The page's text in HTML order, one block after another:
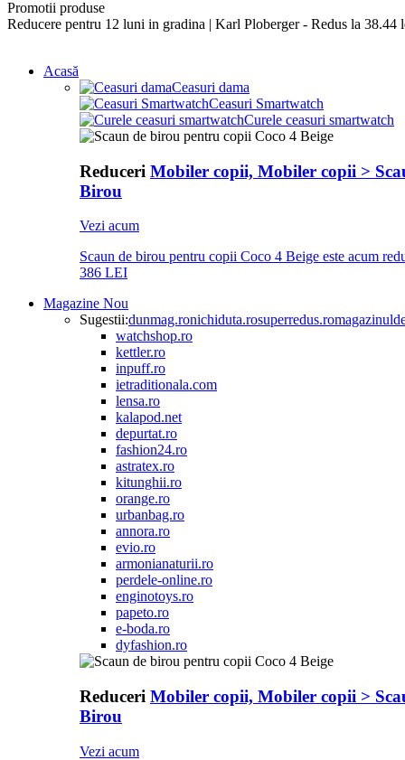
Promotii produse
Reducere pentru 12 luni in gradina | Karl Ploberger - Redus la 38.44
Acasă
Ceasuri dama
Ceasuri Smartwatch
Curele ceasuri smartwatch
Reduceri Mobiler copii, Mobiler copii >
Birou
Vezi acum
Scaun de birou pentru copii Coco 4 Beige este acum
386 LEI
Magazine Nou
Sugestii:dunmag.ronichiduta.rosuperredus.ro
watchshop.ro
kettler.ro
inpuff.ro
ietraditionala.com
lensa.ro
kalapod.net
depurtat.ro
fashion24.ro
astratex.ro
kitunghii.ro
orange.ro
urbanbag.ro
annora.ro
evio.ro
armonianaturii.ro
perdele-online.ro
enginotoys.ro
papeto.ro
e-boda.ro
dyfashion.ro
Reduceri Mobiler copii, Mobiler copii >
Birou
Vezi acum